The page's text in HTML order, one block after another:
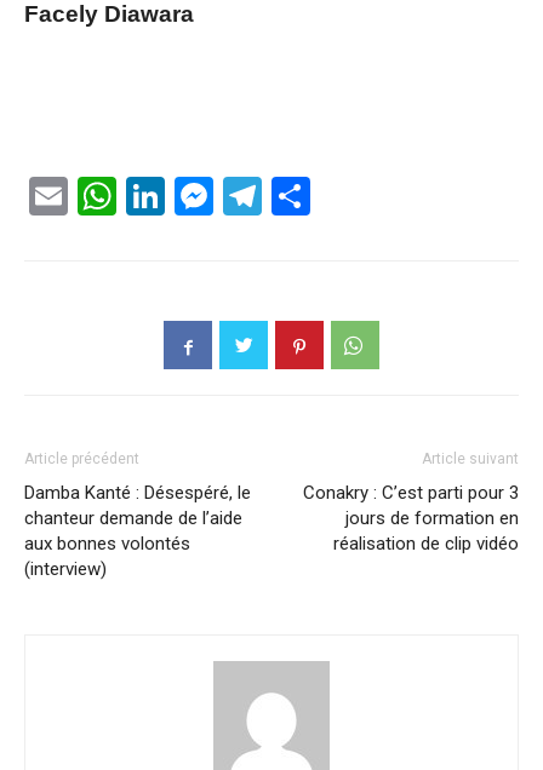
Facely Diawara
EmailWhatsApp
LinkedIn
Messenger
Telegram
Article précédent
Damba Kanté : Désespéré, le
chanteur demande de l’aide
aux bonnes volontés
(interview)
Article suivant
Conakry : C’est parti pour 3
jours de formation en
réalisation de clip vidéo